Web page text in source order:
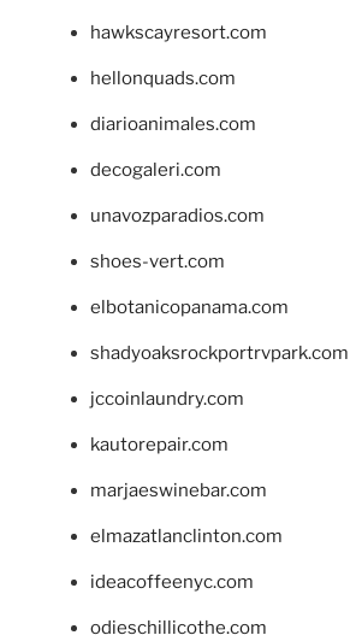
hawkscayresort.com
hellonquads.com
diarioanimales.com
decogaleri.com
unavozparadios.com
shoes-vert.com
elbotanicopanama.com
shadyoaksrockportrvpark.com
jccoinlaundry.com
kautorepair.com
marjaeswinebar.com
elmazatlanclinton.com
ideacoffeenyc.com
odieschillicothe.com